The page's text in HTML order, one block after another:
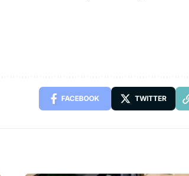
FACEBOOK TWITTER